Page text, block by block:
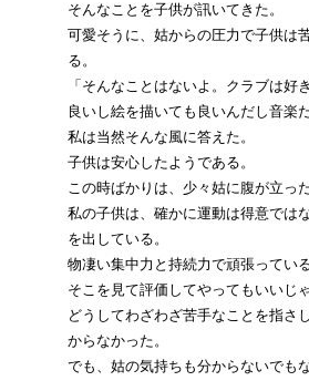
そんなことを子供が訊いてきた。
可愛そうに、姑からの圧力で子供は
る。
「そんなことはないよ。クラブは
良いし絵を描いても良いんだし音楽
私は当然そんな風に答えた。
子供は安心したようである。
この時ばかりは、少々姑に腹が立っ
私の子供は、確かに運動は得意では
を出している。
物凄い集中力と持続力で頑張ってい
そこを見て評価してやってもいいじ
どうしてわざわざ苦手なことを指さ
からなかった。
でも、姑の気持ちも分からないでも